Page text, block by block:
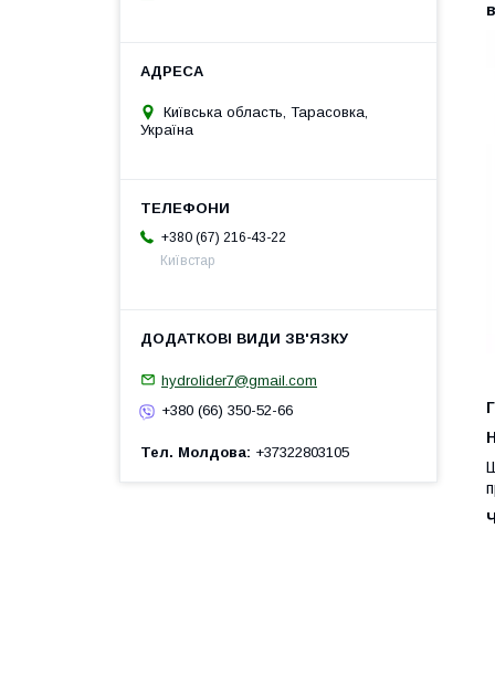
Київська область, Тарасовка,
Україна
+380 (67) 216-43-22
Київстар
hydrolider7@gmail.com
+380 (66) 350-52-66
Тел. Молдова +37322803105